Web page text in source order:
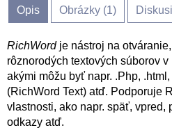
Opis Obrázky (1)
RichWordje nástroj na
rôznorodých textových súborov
akými môžu byť napr. .Php,
(RichWord Text) atď. Podporuje
vlastnosti, ako napr. späť, vpred,
odkazy atď.